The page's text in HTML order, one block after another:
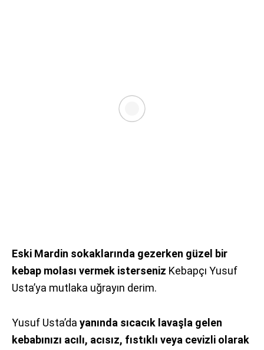
Eski Mardin sokaklarında gezerken güzel bir
kebap molası vermek isterseniz Kebapçı Yusuf
Usta’ya mutlaka uğrayın derim.
Yusuf Usta’da yanında sıcacık lavaşla gelen
kebabınızı acılı, acısız, fıstıklı veya cevizli olarak